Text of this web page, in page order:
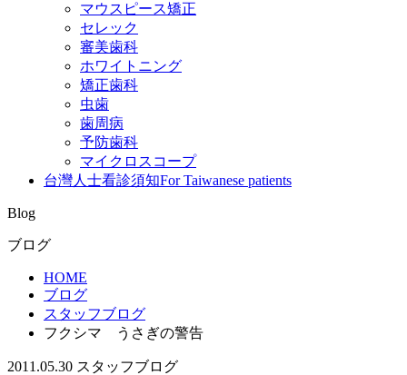
マウスピース矯正
セレック
審美歯科
ホワイトニング
矯正歯科
虫歯
歯周病
予防歯科
マイクロスコープ
台灣人士看診須知For Taiwanese patients
Blog
ブログ
HOME
ブログ
スタッフブログ
フクシマ うさぎの警告
2011.05.30 スタッフブログ